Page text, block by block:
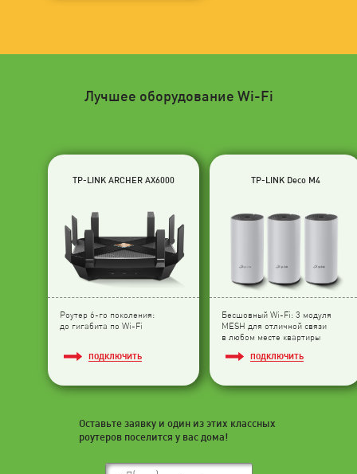
Лучшее оборудование Wi-Fi
TP-LINK ARCHER AX6000
Роутер 6-го поколения:
до гигабита по Wi-Fi
ПОДКЛЮЧИТЬ
TP-LINK Deco M4
Бесшовный Wi-Fi: 3 модуля
МESH для отличной связи
в любом месте квартиры
ПОДКЛЮЧИТЬ
Оставьте заявку и один из этих классных
роутеров поселится у вас дома!